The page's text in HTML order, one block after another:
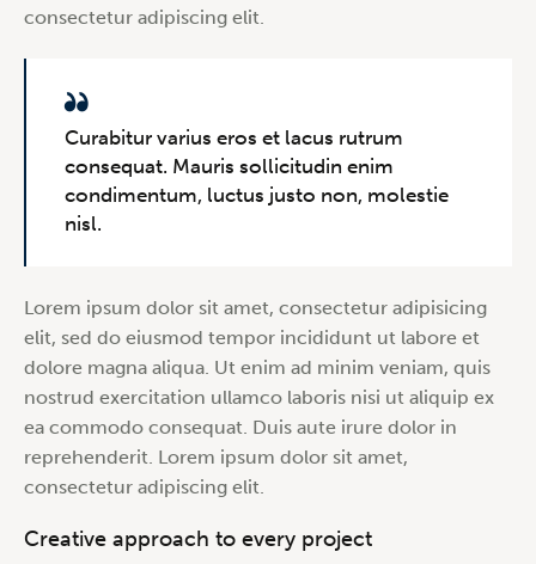
consectetur adipiscing elit.
Curabitur varius eros et lacus rutrum
consequat. Mauris sollicitudin enim
condimentum, luctus justo non, molestie
nisl.
Lorem ipsum dolor sit amet, consectetur adipisicing
elit, sed do eiusmod tempor incididunt ut labore et
dolore magna aliqua. Ut enim ad minim veniam, quis
nostrud exercitation ullamco laboris nisi ut aliquip ex
ea commodo consequat. Duis aute irure dolor in
reprehenderit. Lorem ipsum dolor sit amet,
consectetur adipiscing elit.
Creative approach to every project